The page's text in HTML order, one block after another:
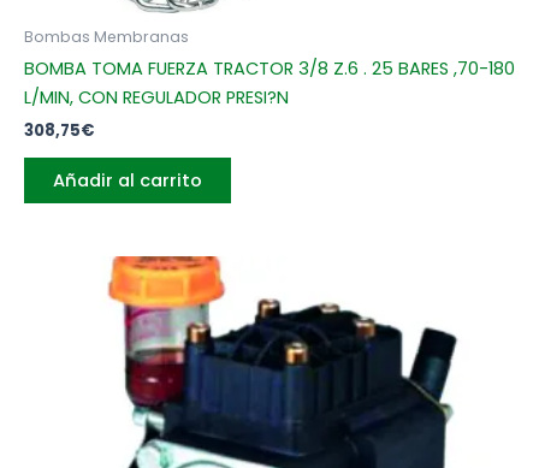
Bombas Membranas
BOMBA TOMA FUERZA TRACTOR 3/8 Z.6 . 25 BARES ,70-180
L/MIN, CON REGULADOR PRESI?N
308,75€
Añadir al carrito